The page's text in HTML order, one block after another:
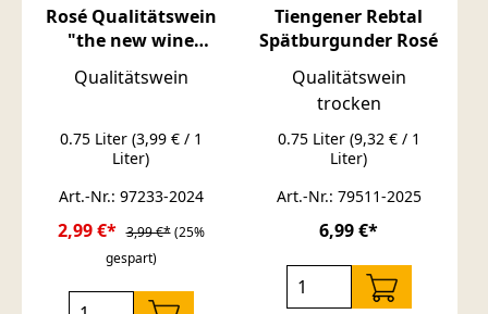
Rosé Qualitätswein
"the new wine
Qualitätswein
0.75 Liter (3,99 € / 1
Liter)
Art.-Nr.: 97233-2024
2,99 €* 3,99 €* (25%
gespart)
Tiengener Rebtal
Spätburgunder Rosé
trocken
Qualitätswein
0.75 Liter (9,32 € / 1
Liter)
Art.-Nr.: 79511-2025
6,99 €*